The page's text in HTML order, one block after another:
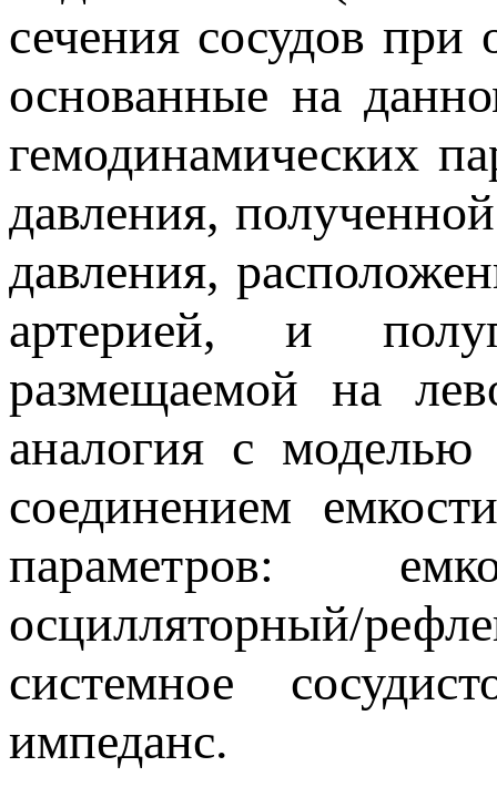
сечения сосудов
основанные на
гемодинамических
давления,
давления,
артерией, и
размещаемой на
аналогия с моделью
соединением
параметров:
осцилляторный/
системное
импеданс.